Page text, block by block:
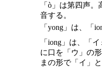
「ò」は第四声
音する。
「yong」は、「
「iong」は、「
に口を「ウ」の
まの形で「イ」